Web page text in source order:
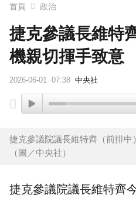
首頁 政治
捷克參議長維特
機親切揮手致意
2026-06-01 07:38 中央社
捷克參議院議長維特齊（前排中
（圖／中央社）
捷克參議院議長維特齊